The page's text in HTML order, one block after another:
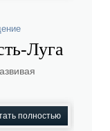
Луга
полностью